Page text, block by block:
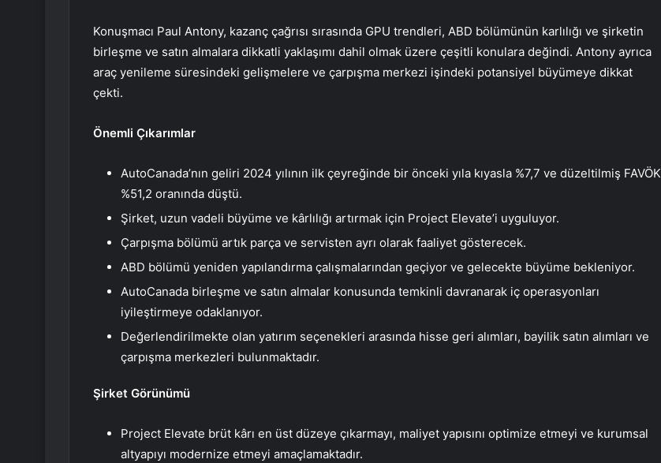
Konuşmacı Paul Antony, kazanç çağrısı sırasında GPU trendleri, ABD bölümünün karlılığı ve şirketin
birleşme ve satın almalara dikkatli yaklaşımı dahil olmak üzere çeşitli konulara değindi. Antony ayrıca
araç yenileme süresindeki gelişmelere ve çarpışma merkezi işindeki potansiyel büyümeye dikkat
çekti.
Önemli Çıkarımlar
AutoCanada’nın geliri 2024 yılının ilk çeyreğinde bir önceki yıla kıyasla %7,7 ve düzeltilmiş FAVÖK
%51,2 oranında düştü.
Şirket, uzun vadeli büyüme ve kârlılığı artırmak için Project Elevate’i uyguluyor.
Çarpışma bölümü artık parça ve servisten ayrı olarak faaliyet gösterecek.
ABD bölümü yeniden yapılandırma çalışmalarından geçiyor ve gelecekte büyüme bekleniyor.
AutoCanada birleşme ve satın almalar konusunda temkinli davranarak iç operasyonları
iyileştirmeye odaklanıyor.
Değerlendirilmekte olan yatırım seçenekleri arasında hisse geri alımları, bayilik satın alımları ve
çarpışma merkezleri bulunmaktadır.
Şirket Görünümü
Project Elevate brüt kârı en üst düzeye çıkarmayı, maliyet yapısını optimize etmeyi ve kurumsal
altyapıyı modernize etmeyi amaçlamaktadır.